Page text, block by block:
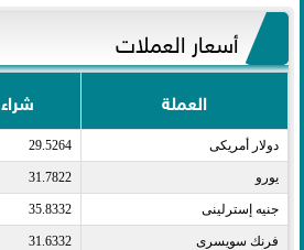
أسعار العملات
العملة شراء
دولار أمريكى​ 29.5264
يورو​ 31.7822
جنيه إسترلينى​ 35.8332
فرنك سويسرى​ 31.6332